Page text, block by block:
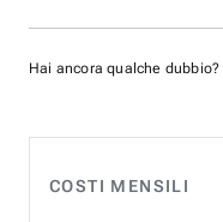
COSTI MENSILI
Hai ancora qualche dubbio?